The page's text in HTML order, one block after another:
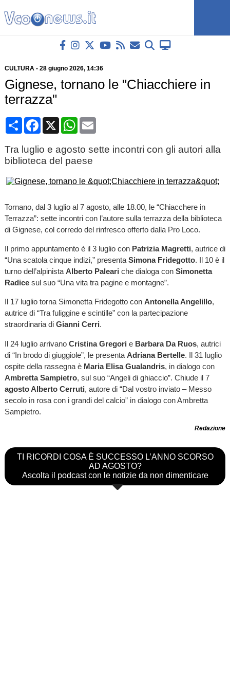
CULTURA- 28 giugno 2026, 14:36
Gignese, tornano le "Chiacchiere in
terrazza"
CondividiFacebook
X WhatsApp
Email
Tra luglio e agosto sette incontri con gli autori alla
biblioteca del paese
Tornano, dal 3 luglio al 7 agosto, alle 18.00, le “Chiacchere in
Terrazza”: sette incontri con l’autore sulla terrazza della biblioteca
di Gignese, col corredo del rinfresco offerto dalla Pro Loco.
Il primo appuntamento è il 3 luglio con Patrizia Magretti, autrice di
“Una scatola cinque indizi,” presenta Simona Fridegotto. Il 10 è il
turno dell’alpinista Alberto Paleari che dialoga con Simonetta
Radicesul suo “Una vita tra pagine e montagne”.
Il 17 luglio torna Simonetta Fridegotto con Antonella Angelillo,
autrice di “Tra fuliggine e scintille” con la partecipazione
straordinaria di Gianni Cerri.
Il 24 luglio arrivano Cristina Gregori e Barbara Da Ruos, autrici
di “In brodo di giuggiole”, le presenta Adriana Bertelle. Il 31 luglio
ospite della rassegna è Maria Elisa Gualandris, in dialogo con
Ambretta Sampietro, sul suo “Angeli di ghiaccio”. Chiude il 7
agosto Alberto Cerruti, autore di “Dal vostro inviato – Messo
secolo in rosa con i grandi del calcio” in dialogo con Ambretta
Sampietro.
Redazione
TI RICORDI COSA È SUCCESSO L’ANNO SCORSO
AD AGOSTO?
Ascolta il podcast con le notizie da non dimenticare